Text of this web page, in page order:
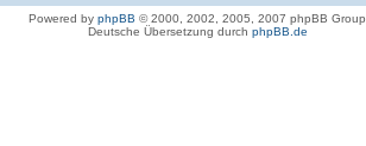
Powered by phpBB © 2000, 2002, 2005, 2007 phpBB Group
Deutsche Übersetzung durch phpBB.de